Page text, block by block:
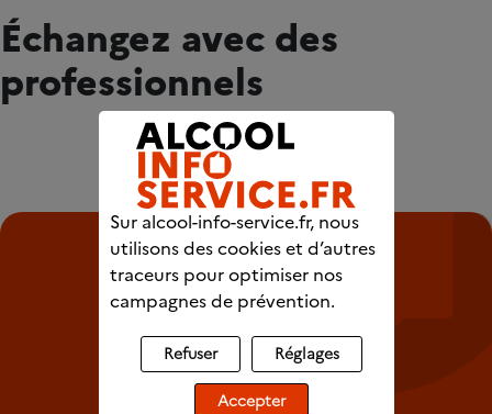
Échangez avec des
professionnels
Sur alcool-info-service.fr, nous
utilisons des cookies et d’autres
traceurs pour optimiser nos
campagnes de prévention.
Refuser Réglages
Accepter